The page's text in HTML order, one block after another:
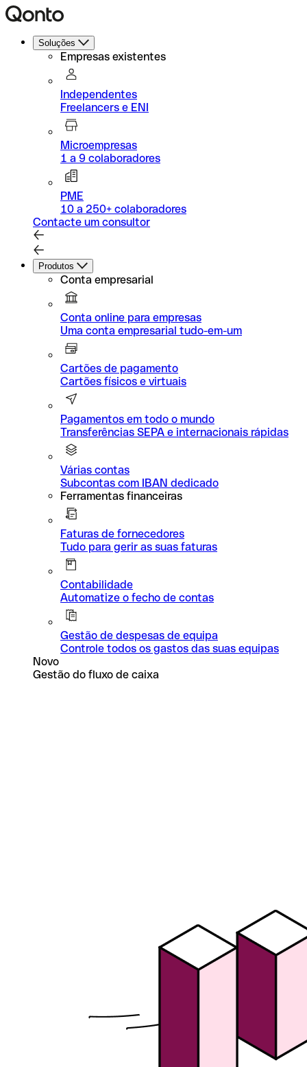
Soluções
Empresas existentes
Independentes
Freelancers e ENI
Microempresas
1 a 9 colaboradores
PME
10 a 250+ colaboradores
Contacte um consultor
Produtos
Conta empresarial
Conta online para empresas
Uma conta empresarial tudo-em-um
Cartões de pagamento
Cartões físicos e virtuais
Pagamentos em todo o mundo
Transferências SEPA e internacionais rápidas
Várias contas
Subcontas com IBAN dedicado
Ferramentas financeiras
Faturas de fornecedores
Tudo para gerir as suas faturas
Contabilidade
Automatize o fecho de contas
Gestão de despesas de equipa
Controle todos os gastos das suas equipas
Novo
Gestão do fluxo de caixa